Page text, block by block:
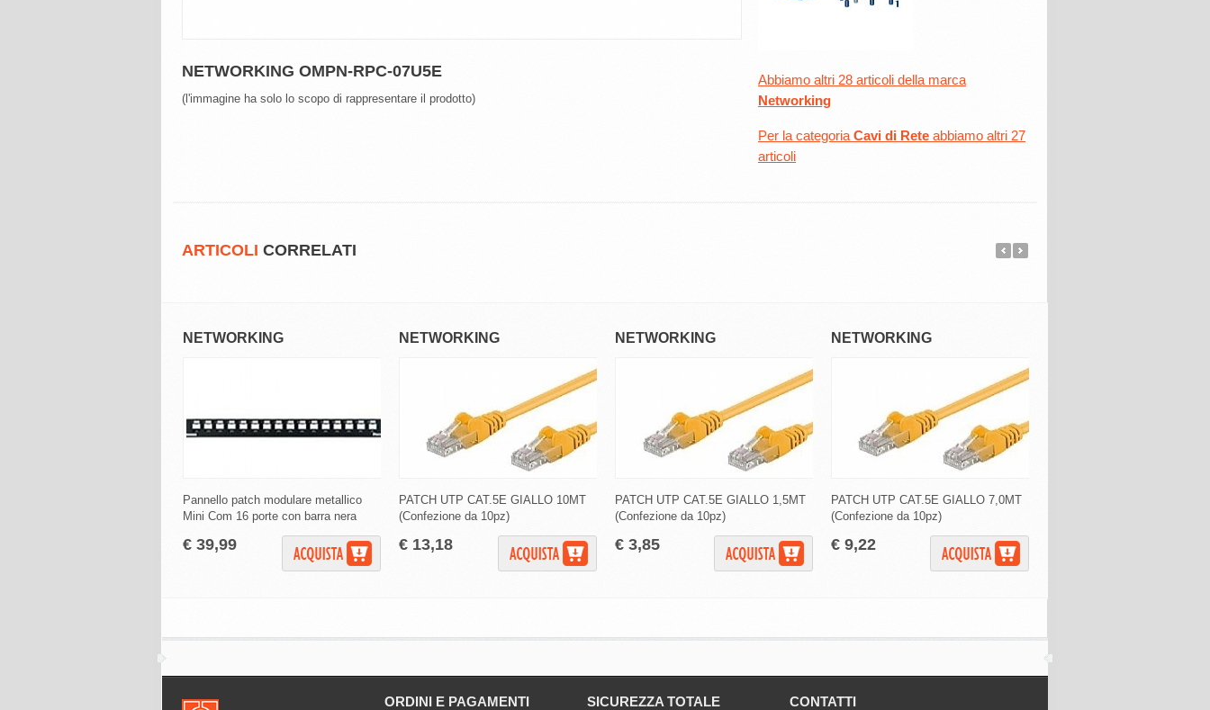
NETWORKING OMPN-RPC-07U5E
(l'immagine ha solo lo scopo di rappresentare il prodotto)
Abbiamo altri 28 articoli della marca
Networking
Per la categoria Cavi di Rete abbiamo altri 27
articoli
ARTICOLI CORRELATI
NETWORKING
Pannello patch modulare metallico
Mini Com 16 porte con barra nera
€ 39,99
NETWORKING
PATCH UTP CAT.5E GIALLO 10MT
(Confezione da 10pz)
€ 13,18
NETWORKING
PATCH UTP CAT.5E GIALLO 1,5MT
(Confezione da 10pz)
€ 3,85
NETWORKING
PATCH UTP CAT.5E GIALLO 7,0MT
(Confezione da 10pz)
€ 9,22
ORDINI E PAGAMENTI SICUREZZA TOTALE CONTATTI